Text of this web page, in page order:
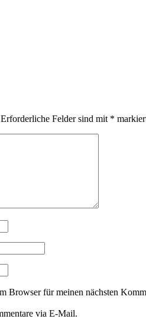
Erforderliche Felder sind mit *
Browser für meinen nächsten
via E-Mail.